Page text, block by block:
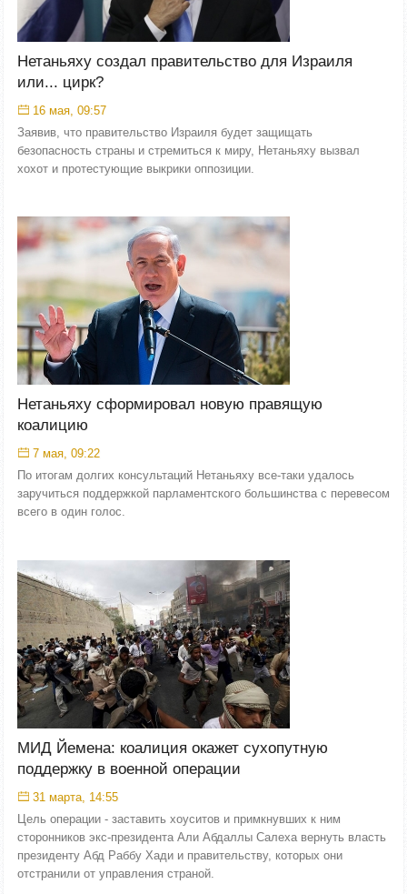
Нетаньяху создал правительство для Израиля
или... цирк?
16 мая, 09:57
Заявив, что правительство Израиля будет защищать
безопасность страны и стремиться к миру, Нетаньяху вызвал
хохот и протестующие выкрики оппозиции.
Нетаньяху сформировал новую правящую
коалицию
7 мая, 09:22
По итогам долгих консультаций Нетаньяху все-таки удалось
заручиться поддержкой парламентского большинства с перевесом
всего в один голос.
МИД Йемена: коалиция окажет сухопутную
поддержку в военной операции
31 марта, 14:55
Цель операции - заставить хоуситов и примкнувших к ним
сторонников экс-президента Али Абдаллы Салеха вернуть власть
президенту Абд Раббу Хади и правительству, которых они
отстранили от управления страной.